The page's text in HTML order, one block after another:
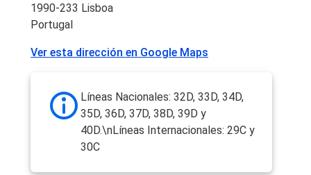
1990-233 Lisboa
Portugal
Ver esta dirección en Google Maps
Líneas Nacionales: 32D, 33D, 34D,
35D, 36D, 37D, 38D, 39D y
40D.\nLíneas Internacionales: 29C y
30C